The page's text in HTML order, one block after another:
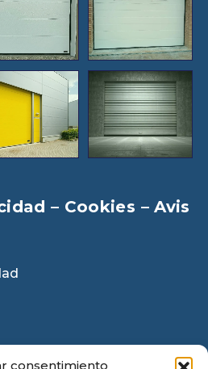
consentimiento
– Cookies – Avis